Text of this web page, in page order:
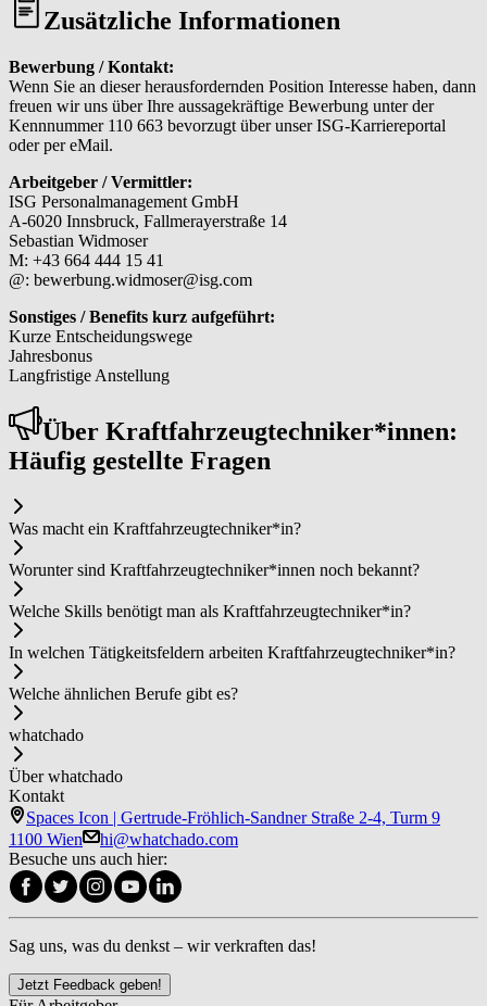
Zusätzliche Informationen
Bewerbung / Kontakt:
Wenn Sie an dieser herausfordernden Position Interesse haben, dann
freuen wir uns über Ihre aussagekräftige Bewerbung unter der
Kennnummer 110 663 bevorzugt über unser ISG-Karriereportal
oder per eMail.
Arbeitgeber / Vermittler:
ISG Personalmanagement GmbH
A-6020 Innsbruck, Fallmerayerstraße 14
Sebastian Widmoser
M: +43 664 444 15 41
@: bewerbung.widmoser@isg.com
Sonstiges / Benefits kurz aufgeführt:
Kurze Entscheidungswege
Jahresbonus
Langfristige Anstellung
Über Kraft­fahr­zeug­tech­ni­ker*in­nen:
Häufig gestellte Fragen
Was macht ein Kraft­fahr­zeug­tech­ni­ker*in?
Worunter sind Kraft­fahr­zeug­tech­ni­ker*in­nen noch bekannt?
Welche Skills benötigt man als Kraft­fahr­zeug­tech­ni­ker*in?
In welchen Tätigkeitsfeldern arbeiten Kraft­fahr­zeug­tech­ni­ker*in?
Welche ähnlichen Berufe gibt es?
whatchado
Über whatchado
Kontakt
Spaces Icon | Gertrude-Fröhlich-Sandner Straße 2-4, Turm 9
1100 Wien
hi@whatchado.com
Besuche uns auch hier:
Sag uns, was du denkst – wir verkraften das!
Jetzt Feedback geben!